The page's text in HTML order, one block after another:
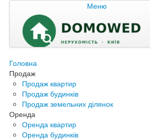
Меню
Головна
Продаж
Продаж квартир
Продаж будинків
Продаж земельних ділянок
Оренда
Оренда квартир
Оренда будинків